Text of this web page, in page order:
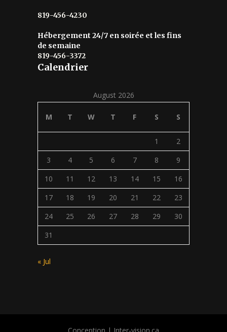
819-456-4230
Hébergement 24/7 en soirée et les fins
de semaine
819-456-3372
Calendrier
August 2026
M T W T F S S
1
2
3
4 5 6 7 8
9
10
11 12 13 14 15
16
17
18 19 20 21 22
23
24
25 26 27 28 29
30
31
« Jul